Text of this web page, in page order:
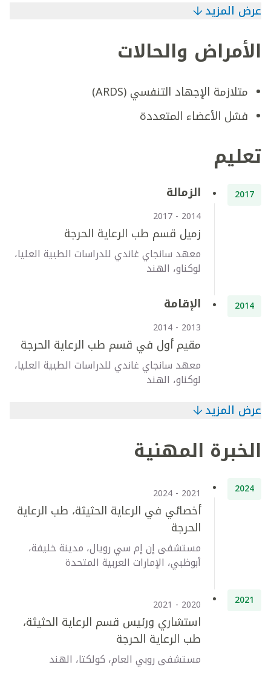
عرض المزيد
الأمراض والحالات
متلازمة الإجهاد التنفسي (ARDS)
فشل الأعضاء المتعددة
تعليم
2017 الزمالة
2014 - 2017
زميل قسم طب الرعاية الحرجة
معهد سانجاي غاندي للدراسات الطبية العليا،
لوكناو، الهند
2014 الإقامة
2013 - 2014
مقيم أول في قسم طب الرعاية الحرجة
معهد سانجاي غاندي للدراسات الطبية العليا،
لوكناو، الهند
عرض المزيد
الخبرة المهنية
2024
2021 - 2024
أخصائي في الرعاية الحثيثة، طب الرعاية
الحرجة
مستشفى إن إم سي رويال، مدينة خليفة،
أبوظبي، الإمارات العربية المتحدة
2021
2020 - 2021
استشاري ورئيس قسم الرعاية الحثيثة،
طب الرعاية الحرجة
مستشفى روبي العام، كولكتا، الهند